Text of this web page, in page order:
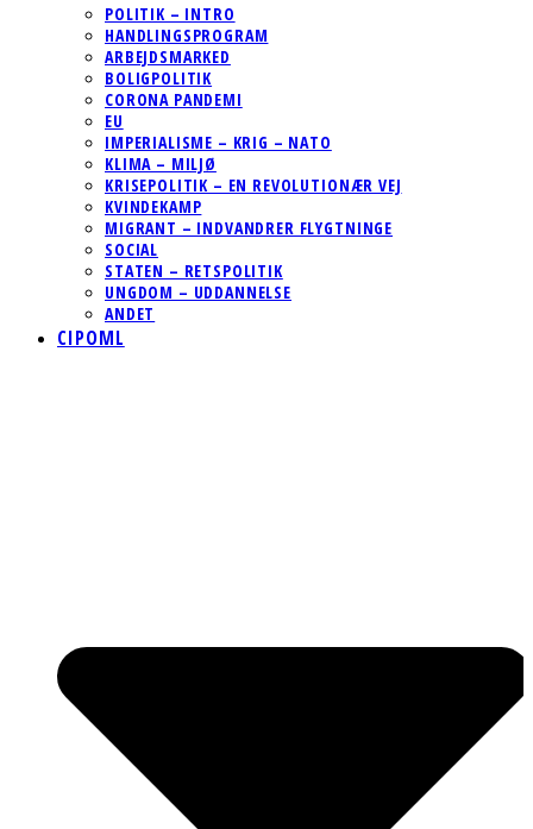
POLITIK – INTRO
HANDLINGSPROGRAM
ARBEJDSMARKED
BOLIGPOLITIK
CORONA PANDEMI
EU
IMPERIALISME – KRIG – NATO
KLIMA – MILJØ
KRISEPOLITIK – EN REVOLUTIONÆR VEJ
KVINDEKAMP
MIGRANT – INDVANDRER FLYGTNINGE
SOCIAL
STATEN – RETSPOLITIK
UNGDOM – UDDANNELSE
ANDET
CIPOML